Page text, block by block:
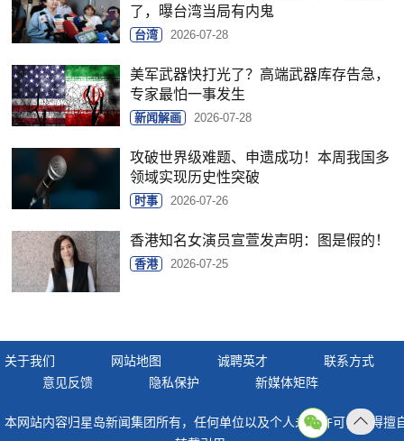
了，曝台湾当局有内鬼
台湾 2026-07-28
美军武器快打光了？高端武器库存告急，
专家最怕一事发生
新闻解画 2026-07-28
攻破世界级难题、申遗成功！本周我国多
领域实现历史性突破
时事 2026-07-26
香港知名女演员宣萱发声明：图是假的！
香港 2026-07-25
关于我们 网站地图 诚聘英才
联系方式
意见反馈
隐私保护 新媒体矩阵
本网站内容归星岛新闻集团所有，任何单位以及个人未经许可，不得擅